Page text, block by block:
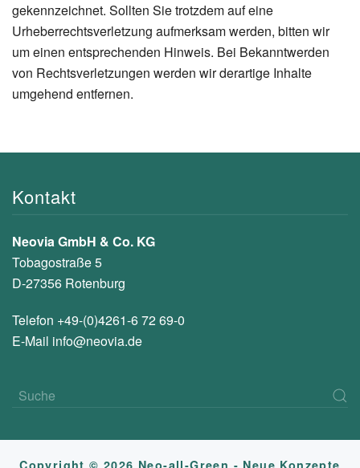
gekennzeichnet. Sollten Sie trotzdem auf eine
Urheberrechtsverletzung aufmerksam werden, bitten wir
um einen entsprechenden Hinweis. Bei Bekanntwerden
von Rechtsverletzungen werden wir derartige Inhalte
umgehend entfernen.
Kontakt
Neovia GmbH & Co. KG
Tobagostraße 5
D-27356 Rotenburg
Telefon +49-(0)4261-6 72 69-0
E-Mail info@neovia.de